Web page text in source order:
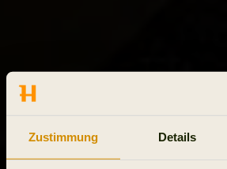
Zustimmung Details